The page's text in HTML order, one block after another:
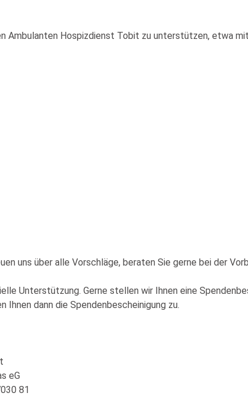
Ambulanten Hospizdienst Tobit zu unterstützen, etwa mit
uns über alle Vorschläge, beraten Sie gerne bei der
Unterstützung. Gerne stellen wir Ihnen eine
Ihnen dann die Spendenbescheinigung zu.
eG
81